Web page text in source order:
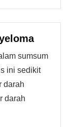
sumsum
ini sedikit
darah
darah